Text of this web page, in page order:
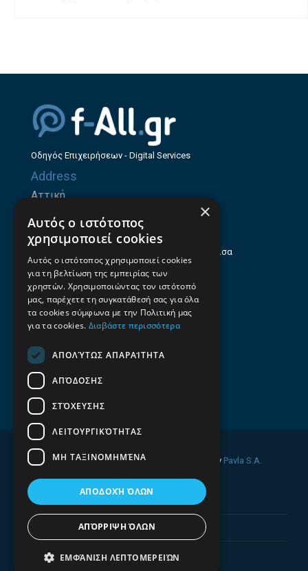
Οδηγός Επιχειρήσεων - Digital Services
Address
Αττική
Θεσσαλία
Ηρώων Πολυτεχνείου 214 (1ος Όροφος), Λάρισα
Επαγγελματικός οδηγός Λάρισας
Emails
Contacts
+30 2106100088
+30 2410533884
© 2026 FINDALL. All rights reserved. Developed by Pavla S.A.
×
Αυτός ο ιστότοπος
χρησιμοποιεί cookies
Αυτός ο ιστότοπος χρησιμοποιεί cookies
για τη βελτίωση της εμπειρίας των
χρηστών. Χρησιμοποιώντας τον ιστότοπό
μας, παρέχετε τη συγκατάθεσή σας για όλα
τα cookies σύμφωνα με την Πολιτική μας
για τα cookies. Διαβάστε περισσότερα
ΑΠΟΛΎΤΩΣ ΑΠΑΡΑΊΤΗΤΑ
ΑΠΌΔΟΣΗΣ
ΣΤΌΧΕΥΣΗΣ
ΛΕΙΤΟΥΡΓΙΚΌΤΗΤΑΣ
ΜΗ ΤΑΞΙΝΟΜΗΜΈΝΑ
ΑΠΟΔΟΧΉ ΌΛΩΝ
ΑΠΌΡΡΙΨΗ ΌΛΩΝ
ΕΜΦΆΝΙΣΗ ΛΕΠΤΟΜΕΡΕΙΏΝ